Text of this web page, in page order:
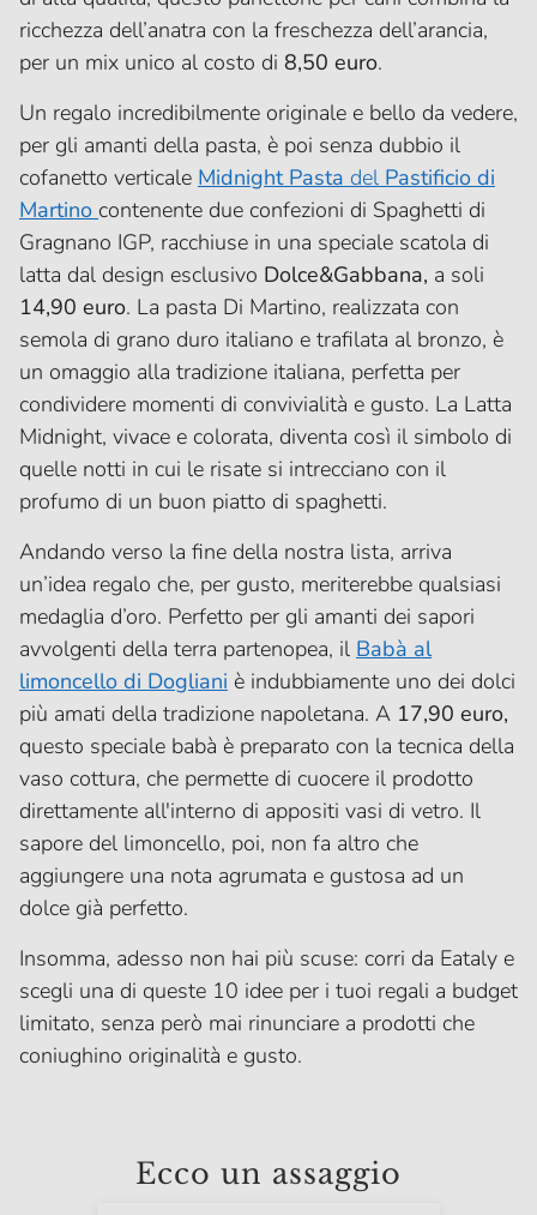
ricchezza dell’anatra con la freschezza dell’arancia,
per un mix unico al costo di 8,50 euro.
Un regalo incredibilmente originale e bello da vedere,
per gli amanti della pasta, è poi senza dubbio il
cofanetto verticale Midnight Pasta del Pastificio di
Martino contenente due confezioni di Spaghetti di
Gragnano IGP, racchiuse in una speciale scatola di
latta dal design esclusivo Dolce&Gabbana, a soli
14,90 euro. La pasta Di Martino, realizzata con
semola di grano duro italiano e trafilata al bronzo, è
un omaggio alla tradizione italiana, perfetta per
condividere momenti di convivialità e gusto. La Latta
Midnight, vivace e colorata, diventa così il simbolo di
quelle notti in cui le risate si intrecciano con il
profumo di un buon piatto di spaghetti.
Andando verso la fine della nostra lista, arriva
un’idea regalo che, per gusto, meriterebbe qualsiasi
medaglia d’oro. Perfetto per gli amanti dei sapori
avvolgenti della terra partenopea, il Babà al
limoncello di Dogliani è indubbiamente uno dei dolci
più amati della tradizione napoletana. A 17,90 euro,
questo speciale babà è preparato con la tecnica della
vaso cottura, che permette di cuocere il prodotto
direttamente all'interno di appositi vasi di vetro. Il
sapore del limoncello, poi, non fa altro che
aggiungere una nota agrumata e gustosa ad un
dolce già perfetto.
Insomma, adesso non hai più scuse: corri da Eataly e
scegli una di queste 10 idee per i tuoi regali a budget
limitato, senza però mai rinunciare a prodotti che
coniughino originalità e gusto.
Ecco un assaggio